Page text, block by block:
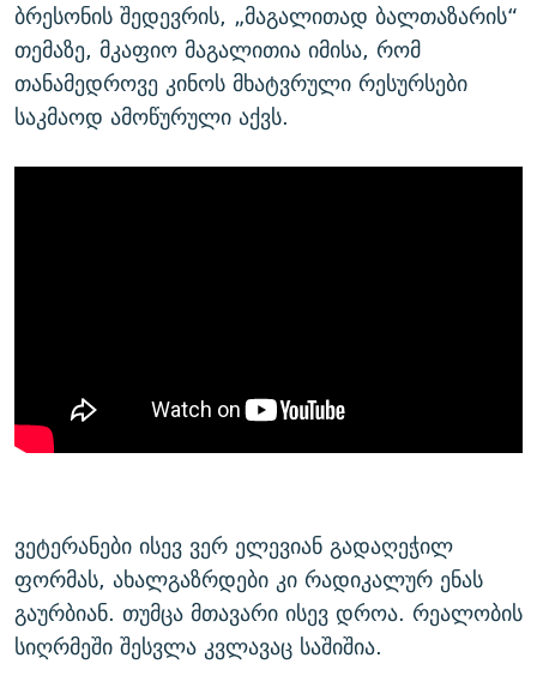
ბრესონის შედევრის, „მაგალითად ბალთაზარის“
თემაზე, მკაფიო მაგალითია იმისა, რომ
თანამედროვე კინოს მხატვრული რესურსები
საკმაოდ ამოწურული აქვს.
ვეტერანები ისევ ვერ ელევიან გადაღეჭილ
ფორმას, ახალგაზრდები კი რადიკალურ ენას
გაურბიან. თუმცა მთავარი ისევ დროა. რეალობის
სიღრმეში შესვლა კვლავაც საშიშია.